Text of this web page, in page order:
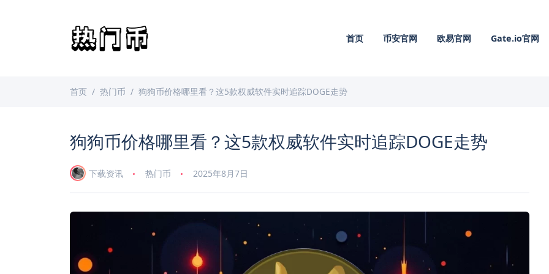
首页 币安官网 欧易官网 Gate.io官网
首页 热门币 狗狗币价格哪里看？这5款权威软件实时追踪DOGE走势
狗狗币价格哪里看？这5款权威软件实时追踪DOGE走势
下载资讯 热门币 2025年8月7日